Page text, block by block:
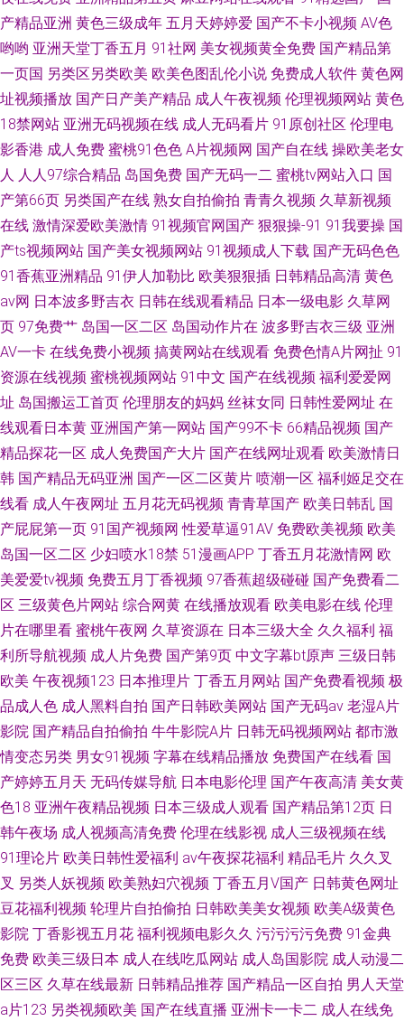
产精品亚洲 黄色三级成年 五月天婷婷爱 国产不卡小视频 AV色
哟哟 亚洲天堂丁香五月 91社网 美女视频黄全免费 国产精品第
一页国 另类区另类欧美 欧美色图乱伦小说 免费成人软件 黄色网
址视频播放 国产日产美产精品 成人午夜视频 伦理视频网站 黄色
18禁网站 亚洲无码视频在线 成人无码看片 91原创社区 伦理电
影香港 成人免费 蜜桃91色色 A片视频网 国产自在线 操欧美老女
人 人人97综合精品 岛国免费 国产无码一二 蜜桃tv网站入口 国
产第66页 另类国产在线 熟女自拍偷拍 青青久视频 久草新视频
在线 激情深爱欧美激情 91视频官网国产 狠狠操-91 91我要操 国
产ts视频网站 国产美女视频网站 91视频成人下载 国产无码色色
91香蕉亚洲精品 91伊人加勒比 欧美狠狠插 日韩精品高清 黄色
av网 日本波多野吉衣 日韩在线观看精品 日本一级电影 久草网
页 97免费艹 岛国一区二区 岛国动作片在 波多野吉衣三级 亚洲
AV一卡 在线免费小视频 搞黄网站在线观看 免费色情A片网扯 91
资源在线视频 蜜桃视频网站 91中文 国产在线视频 福利爱爱网
址 岛国搬运工首页 伦理朋友的妈妈 丝袜女同 日韩性爱网址 在
线观看日本黄 亚洲国产第一网站 国产99不卡 66精品视频 国产
精品探花一区 成人免费国产大片 国产在线网址观看 欧美激情日
韩 国产精品无码亚洲 国产一区二区黄片 喷潮一区 福利姬足交在
线看 成人午夜网址 五月花无码视频 青青草国产 欧美日韩乱 国
产屁屁第一页 91国产视频网 性爱草逼91AV 免费欧美视频 欧美
岛国一区二区 少妇喷水18禁 51漫画APP 丁香五月花激情网 欧
美爱爱tv视频 免费五月丁香视频 97香蕉超级碰碰 国产免费看二
区 三级黄色片网站 综合网黄 在线播放观看 欧美电影在线 伦理
片在哪里看 蜜桃午夜网 久草资源在 日本三级大全 久久福利 福
利所导航视频 成人片免费 国产第9页 中文字幕bt原声 三级日韩
欧美 午夜视频123 日本推理片 丁香五月网站 国产免费看视频 极
品成人色 成人黑料自拍 国产日韩欧美网站 国产无码av 老湿A片
影院 国产精品自拍偷拍 牛牛影院A片 日韩无码视频网站 都市激
情变态另类 男女91视频 字幕在线精品播放 免费国产在线看 国
产婷婷五月天 无码传媒导航 日本电影伦理 国产午夜高清 美女黄
色18 亚洲午夜精品视频 日本三级成人观看 国产精品第12页 日
韩午夜场 成人视频高清免费 伦理在线影视 成人三级视频在线
91理论片 欧美日韩性爱福利 av午夜探花福利 精品毛片 久久叉
叉 另类人妖视频 欧美熟妇穴视频 丁香五月V国产 日韩黄色网址
豆花福利视频 轮理片自拍偷拍 日韩欧美美女视频 欧美A级黄色
影院 丁香影视五月花 福利视频电影久久 污污污污免费 91金典
免费 欧美三级日本 成人在线吃瓜网站 成人岛国影院 成人动漫二
区三区 久草在线最新 日韩精品推荐 国产精品一区自拍 男人天堂
a片123 另类视频欧美 国产在线直播 亚洲卡一卡二 成人在线免